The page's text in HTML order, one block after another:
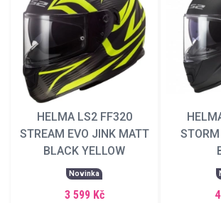
MAT ČERNÁ NEON ŽLUTÁ
MODRÁ FLUO ORANŽOVÁ
MODRÁ TITÁNIUM MATT
ORANŽOVÁ ČERNÁ
TITÁNIUM ČERNÁ BÍLÁ
TITÁNIUM MATT
TITANOVÁ RŮŽOVÁ
ŽLUTÁ ČERNÁ
HELMA LS2 FF320
STREAM EVO JINK MATT
BLACK YELLOW
Novinka
3 599 Kč